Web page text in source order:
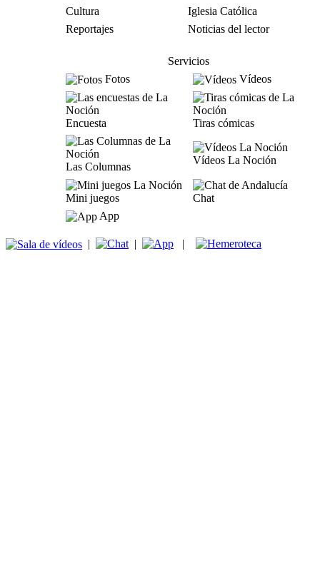
Cultura
Iglesia Católica
Reportajes
Noticias del lector
Servicios
Fotos
Vídeos
Encuesta Tiras cómicas
Las Columnas
Vídeos La Noción
Mini juegos
Chat
App
| | |